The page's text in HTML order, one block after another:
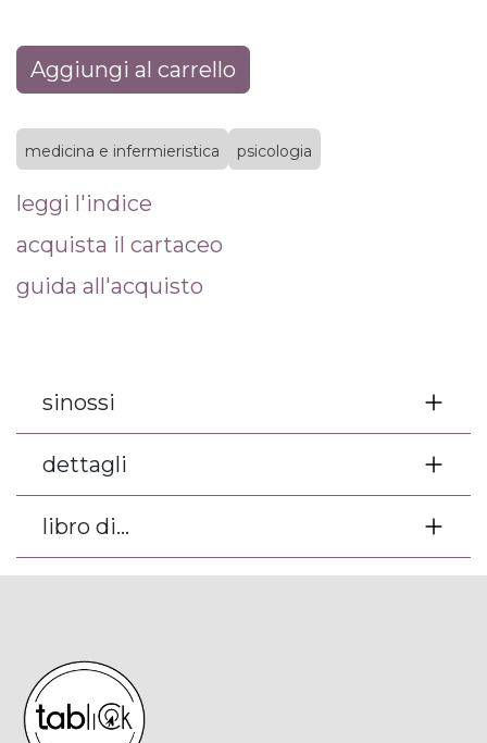
Aggiungi al carrello
medicina e infermieristica psicologia
leggi l'indice
acquista il cartaceo
guida all'acquisto
sinossi
dettagli
libro di...